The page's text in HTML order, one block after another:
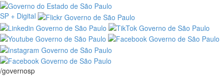
SP + Digital
/governosp